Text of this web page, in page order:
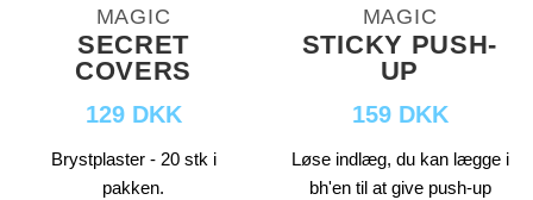
MAGIC
SECRET
COVERS
129 DKK
Brystplaster - 20 stk i
pakken.
MAGIC
STICKY PUSH-
UP
159 DKK
Løse indlæg, du kan lægge i
bh'en til at give push-up